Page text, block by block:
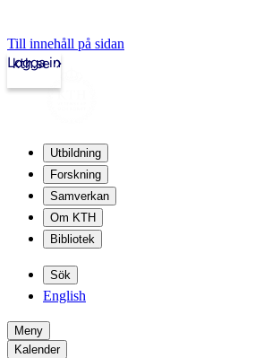
Till innehåll på sidan
kth.se
Logga in
Utbildning
Forskning
Samverkan
Om KTH
Bibliotek
Sök
English
Meny
Kalender